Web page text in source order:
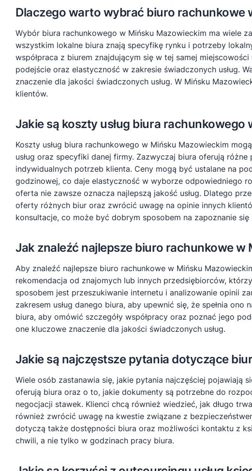
Dlaczego warto wybrać biuro rachunkowe
Wybór biura rachunkowego w Mińsku Mazowieckim ma wiele
wszystkim lokalne biura znają specyfikę rynku i potrzeby
współpraca z biurem znajdującym się w tej samej
podejście oraz elastyczność w zakresie świadczonych usług.
znaczenie dla jakości świadczonych usług. W Mińsku
klientów.
Jakie są koszty usług biura rachunkowego
Koszty usług biura rachunkowego w Mińsku Mazowieckim
usług oraz specyfiki danej firmy. Zazwyczaj biura oferują
indywidualnych potrzeb klienta. Ceny mogą być ustalane na
godzinowej, co daje elastyczność w wyborze odpowiedniego
oferta nie zawsze oznacza najlepszą jakość usług. Dlatego
oferty różnych biur oraz zwrócić uwagę na opinie innych
konsultacje, co może być dobrym sposobem na zapoznanie
Jak znaleźć najlepsze biuro rachunkowe w
Aby znaleźć najlepsze biuro rachunkowe w Mińsku
rekomendacja od znajomych lub innych przedsiębiorców,
sposobem jest przeszukiwanie internetu i analizowanie opinii
zakresem usług danego biura, aby upewnić się, że spełnia
biura, aby omówić szczegóły współpracy oraz poznać jego
one kluczowe znaczenie dla jakości świadczonych usług.
Jakie są najczęstsze pytania dotyczące
Wiele osób zastanawia się, jakie pytania najczęściej pojawiają
oferują biura oraz o to, jakie dokumenty są potrzebne do
negocjacji stawek. Klienci chcą również wiedzieć, jak długo
również zwrócić uwagę na kwestie związane z
dotyczą także dostępności biura oraz możliwości kontaktu z
chwili, a nie tylko w godzinach pracy biura.